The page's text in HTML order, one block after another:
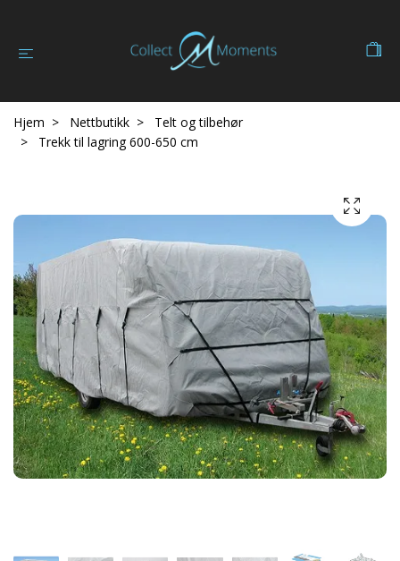
Hjem Nettbutikk
Telt og tilbehør
Trekk til lagring 600-650 cm